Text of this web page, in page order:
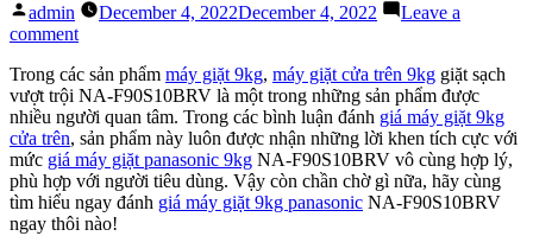
Posted
by
admin December 4, 2022December 4, 2022
Leave a
commenton
Giá
Máy
Giặt
Panasonic
9kg
Cửa
Trên
Loại
Trong các sản phẩm máy giặt 9kg, máy giặt cửa trên 9kg giặt sạch
vượt trội NA-F90S10BRV là một trong những sản phẩm được
nhiều người quan tâm. Trong các bình luận đánh giá máy giặt 9kg
cửa trên, sản phẩm này luôn được nhận những lời khen tích cực với
mức giá máy giặt panasonic 9kg NA-F90S10BRV vô cùng hợp lý,
phù hợp với người tiêu dùng. Vậy còn chần chờ gì nữa, hãy cùng
tìm hiểu ngay đánh giá máy giặt 9kg panasonic NA-F90S10BRV
ngay thôi nào!